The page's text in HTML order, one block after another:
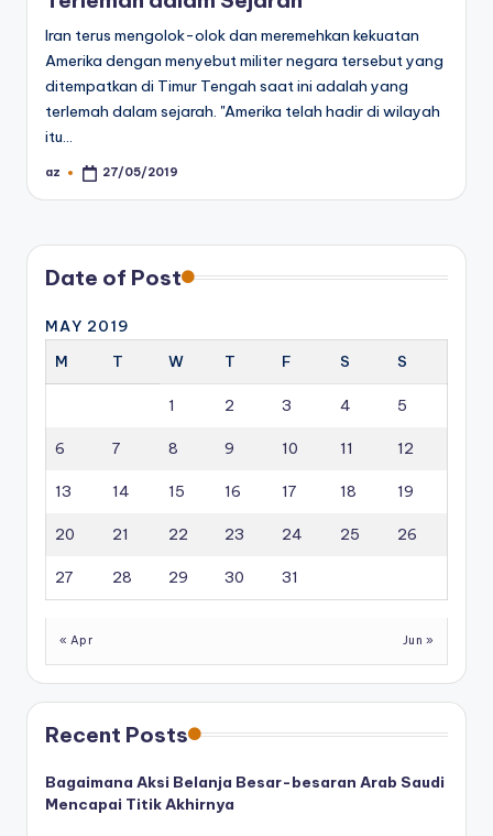
Iran terus mengolok-olok dan meremehkan kekuatan
Amerika dengan menyebut militer negara tersebut yang
ditempatkan di Timur Tengah saat ini adalah yang
terlemah dalam sejarah. "Amerika telah hadir di wilayah
itu…
Posted
az 27/05/2019
Date of Post
MAY 2019
M
T W T F S S
1 2 3 4 5
6 7 8 9 10 11 12
13 14 15 16 17 18 19
20 21 22 23 24 25 26
27 28 29 30 31
« Apr Jun »
Recent Posts
Bagaimana Aksi Belanja Besar-besaran Arab Saudi
Mencapai Titik Akhirnya